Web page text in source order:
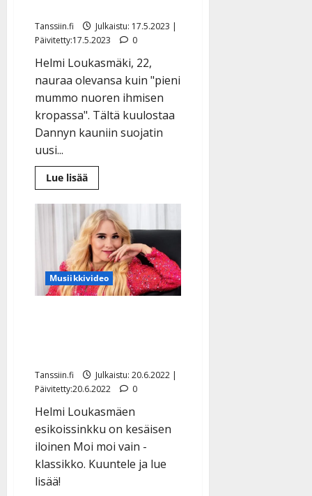
Tanssiin.fi
Julkaistu: 17.5.2023 |
Päivitetty:17.5.2023
0
Helmi Loukasmäki, 22,
nauraa olevansa kuin "pieni
mummo nuoren ihmisen
kropassa". Tältä kuulostaa
Dannyn kauniin suojatin
uusi...
Lue lisääLue
lisää
Helmi
Loukasmäki
ylistää
kesäsinkkunsa
tuottajaa:
”Danny,
kiitos
että
olet”
Musiikkivideo
Tanssiin.fi
Julkaistu: 20.6.2022 |
Päivitetty:20.6.2022
0
Helmi Loukasmäen
esikoissinkku on kesäisen
iloinen Moi moi vain -
klassikko. Kuuntele ja lue
lisää!